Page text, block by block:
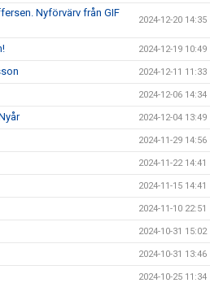
Nyförvärv från GIF
2024-12-20 14:35
2024-12-19 10:49
2024-12-11 11:33
2024-12-06 14:34
2024-12-04 13:49
2024-11-29 14:56
2024-11-22 14:41
2024-11-15 14:41
2024-11-10 22:51
2024-10-31 15:02
2024-10-31 13:46
2024-10-25 11:34